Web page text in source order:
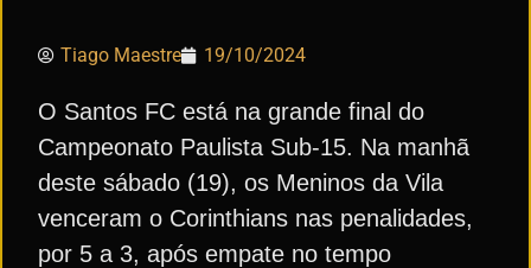
Tiago Maestre 19/10/2024
O Santos FC está na grande final do
Campeonato Paulista Sub-15. Na manhã
deste sábado (19), os Meninos da Vila
venceram o Corinthians nas penalidades,
por 5 a 3, após empate no tempo